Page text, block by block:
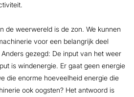
de weerwereld is de zon. We kunnen
voor een belangrijk deel
gezegd: De input van het weer
is windenergie. Er gaat geen energie
die enorme hoeveelheid energie die
ook oogsten? Het antwoord is